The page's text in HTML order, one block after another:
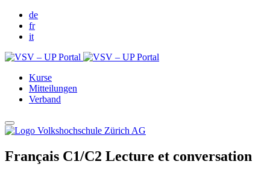
de
fr
it
Kurse
Mitteilungen
Verband
Français C1/C2 Lecture et conversation